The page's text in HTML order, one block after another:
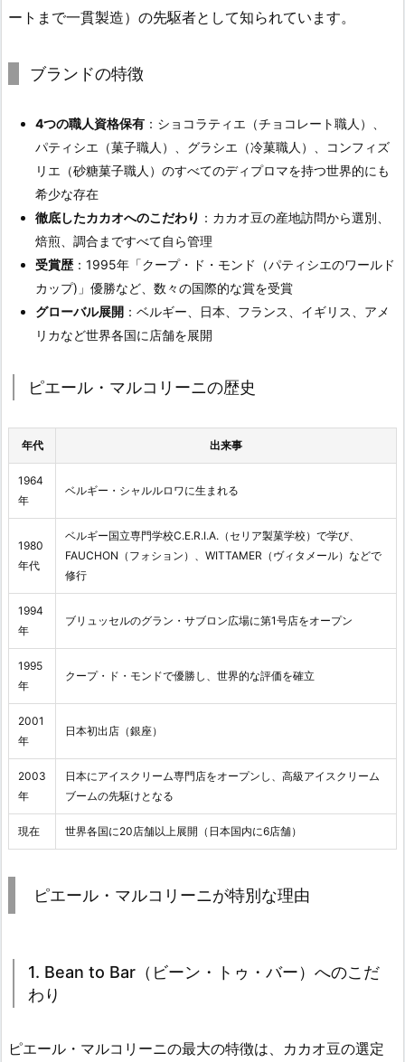
ートまで一貫製造）の先駆者として知られています。
ブランドの特徴
4つの職人資格保有 ：ショコラティエ（チョコレート職人）、
パティシエ（菓子職人）、グラシエ（冷菓職人）、コンフィズ
リエ（砂糖菓子職人）のすべてのディプロマを持つ世界的にも
希少な存在
徹底したカカオへのこだわり ：カカオ豆の産地訪問から選別、
焙煎、調合まですべて自ら管理
受賞歴 ：1995年「クープ・ド・モンド（パティシエのワールド
カップ)」優勝など、数々の国際的な賞を受賞
グローバル展開 ：ベルギー、日本、フランス、イギリス、アメ
リカなど世界各国に店舗を展開
ピエール・マルコリーニの歴史
年代 出来事
1964
年
ベルギー・シャルルロワに生まれる
1980
年代
ベルギー国立専門学校C.E.R.I.A.（セリア製菓学校）で学び、
FAUCHON（フォション）、WITTAMER（ヴィタメール）などで
修行
1994
年
ブリュッセルのグラン・サブロン広場に第1号店をオープン
1995
年
クープ・ド・モンドで優勝し、世界的な評価を確立
2001
年
日本初出店（銀座）
2003
年
日本にアイスクリーム専門店をオープンし、高級アイスクリーム
ブームの先駆けとなる
現在 世界各国に20店舗以上展開（日本国内に6店舗）
ピエール・マルコリーニが特別な理由
1. Bean to Bar（ビーン・トゥ・バー）へのこだ
わり
ピエール・マルコリーニの最大の特徴は、カカオ豆の選定